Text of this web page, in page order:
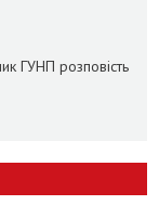
ГУНП розповість